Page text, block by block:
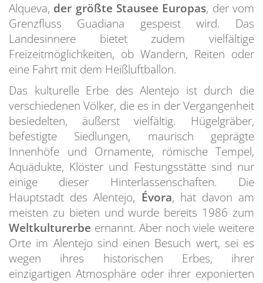
Alqueva, der größte Stausee Europas, der vom
Grenzfluss Guadiana gespeist wird. Das
Landesinnere bietet zudem vielfältige
Freizeitmöglichkeiten, ob Wandern, Reiten oder
eine Fahrt mit dem Heißluftballon.
Das kulturelle Erbe des Alentejo ist durch die
verschiedenen Völker, die es in der Vergangenheit
besiedelten, äußerst vielfältig. Hügelgräber,
befestigte Siedlungen, maurisch geprägte
Innenhöfe und Ornamente, römische Tempel,
Aquädukte, Klöster und Festungsstätte sind nur
einige dieser Hinterlassenschaften. Die
Hauptstadt des Alentejo, Évora, hat davon am
meisten zu bieten und wurde bereits 1986 zum
Weltkulturerbe ernannt. Aber noch viele weitere
Orte im Alentejo sind einen Besuch wert, sei es
wegen ihres historischen Erbes, ihrer
einzigartigen Atmosphäre oder ihrer exponierten